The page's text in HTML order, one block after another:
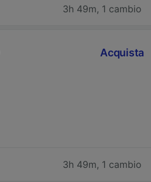
3h 49m, 1 cambio
Acquista
3h 49m, 1 cambio